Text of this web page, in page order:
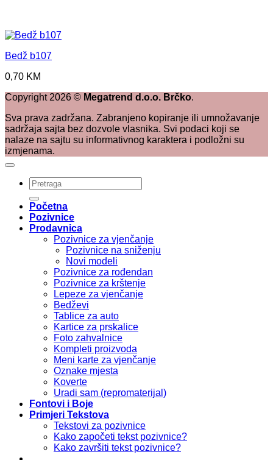
Bedž b107
0,70 KM
Copyright 2026 © Megatrend d.o.o. Brčko.
Sva prava zadržana. Zabranjeno kopiranje ili umnožavanje
sadržaja sajta bez dozvole vlasnika. Svi podaci koji se
nalaze na sajtu su informativnog karaktera i podložni su
izmjenama.
Pretraži:
Početna
Pozivnice
Prodavnica
Pozivnice za vjenčanje
Pozivnice na sniženju
Novi modeli
Pozivnice za rođendan
Pozivnice za krštenje
Lepeze za vjenčanje
Bedževi
Tablice za auto
Kartice za prskalice
Foto zahvalnice
Kompleti proizvoda
Meni karte za vjenčanje
Oznake mjesta
Koverte
Uradi sam (repromaterijal)
Fontovi i Boje
Primjeri Tekstova
Tekstovi za pozivnice
Kako započeti tekst pozivnice?
Kako završiti tekst pozivnice?